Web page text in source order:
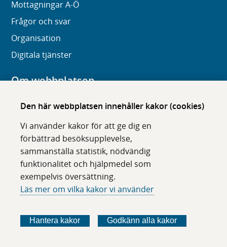
Den här webbplatsen innehåller kakor (cookies)
Vi använder kakor för att ge dig en
förbättrad besöksupplevelse,
sammanställa statistik, nödvändig
funktionalitet och hjälpmedel som
exempelvis översättning.
Läs mer om vilka kakor vi använder
Hantera kakor Godkänn alla kakor
Mottagningar A-Ö
Frågor och svar
Organisation
Digitala tjänster
Om webbplatsen
Om karolinska.se
Tillgänglighet
Om cookies
Följ oss i sociala medier
ö
l
ö
l
ö
l